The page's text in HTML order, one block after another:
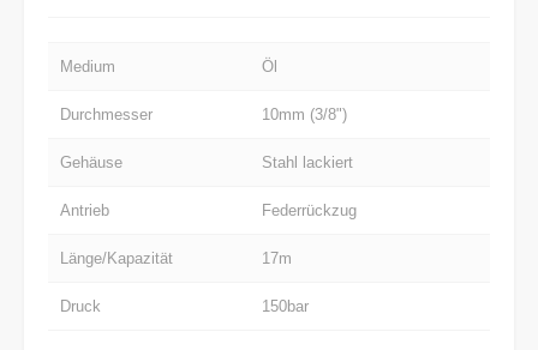
Medium Öl
Durchmesser 10mm (3/8")
Gehäuse Stahl lackiert
Antrieb Federrückzug
Länge/Kapazität 17m
Druck 150bar